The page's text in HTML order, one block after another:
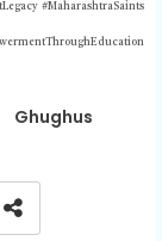
#MaharashtraSaints
Ghughus